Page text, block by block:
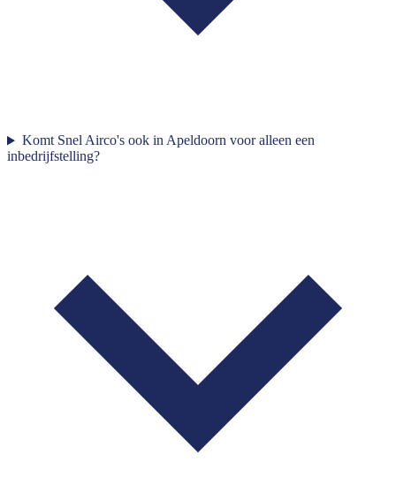
Komt Snel Airco's ook in Apeldoorn voor alleen een
inbedrijfstelling?